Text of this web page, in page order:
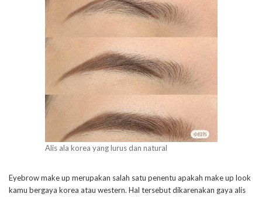
Alis ala korea yang lurus dan natural
Eyebrow make up merupakan salah satu penentu apakah make up look
kamu bergaya korea atau western. Hal tersebut dikarenakan gaya alis